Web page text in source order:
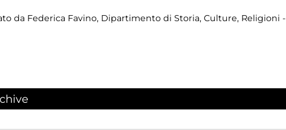
da Federica Favino, Dipartimento di Storia, Culture, Religioni -